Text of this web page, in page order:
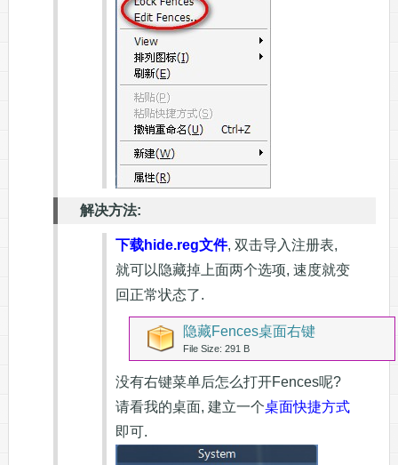
解决方法:
下载hide.reg文件, 双击导入注册表,
就可以隐藏掉上面两个选项, 速度就变
回正常状态了.
隐藏Fences桌面右键
File Size: 291 B
没有右键菜单后怎么打开Fences呢?
请看我的桌面, 建立一个桌面快捷方式
即可.